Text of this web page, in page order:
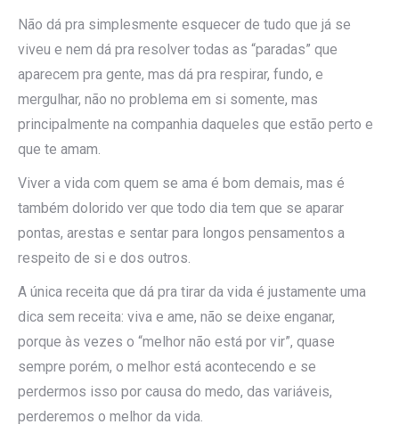
Não dá pra simplesmente esquecer de tudo que já se
viveu e nem dá pra resolver todas as “paradas” que
aparecem pra gente, mas dá pra respirar, fundo, e
mergulhar, não no problema em si somente, mas
principalmente na companhia daqueles que estão perto e
que te amam.
Viver a vida com quem se ama é bom demais, mas é
também dolorido ver que todo dia tem que se aparar
pontas, arestas e sentar para longos pensamentos a
respeito de si e dos outros.
A única receita que dá pra tirar da vida é justamente uma
dica sem receita: viva e ame, não se deixe enganar,
porque às vezes o “melhor não está por vir”, quase
sempre porém, o melhor está acontecendo e se
perdermos isso por causa do medo, das variáveis,
perderemos o melhor da vida.